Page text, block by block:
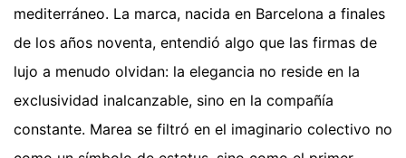
mediterráneo. La marca, nacida en Barcelona a finales
de los años noventa, entendió algo que las firmas de
lujo a menudo olvidan: la elegancia no reside en la
exclusividad inalcanzable, sino en la compañía
constante. Marea se filtró en el imaginario colectivo no